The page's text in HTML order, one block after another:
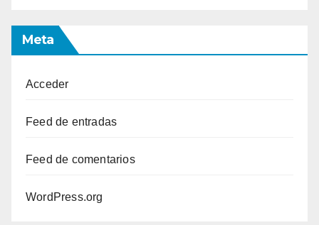
Meta
Acceder
Feed de entradas
Feed de comentarios
WordPress.org